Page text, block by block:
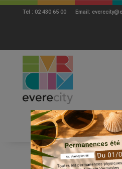
Tel : 02 430 65 00 Email: